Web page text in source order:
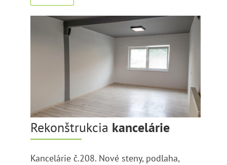
Rekonštrukcia kancelárie
Kancelárie č.208. Nové steny, podlaha,